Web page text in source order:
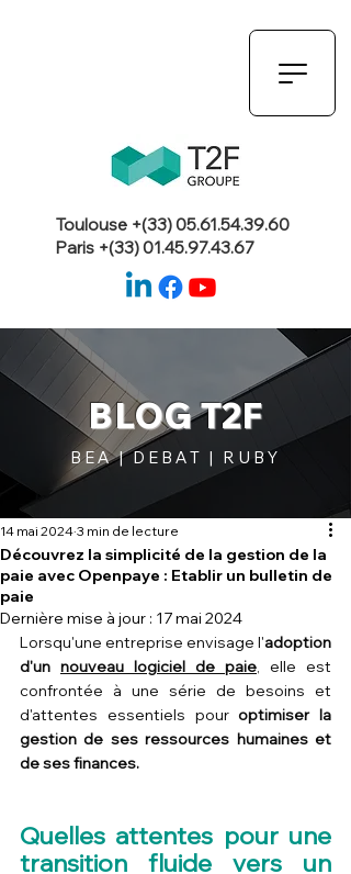
Toulouse +(33)05.61.54.39.60
Paris +(33)01.45.97.43.67
BLOG T2F
BEA | DEBAT | RUBY
Découvrez la simplicité de la gestion de la
paie avec Openpaye : Etablir un bulletin de
paie
14 mai 2024 3 min de lecture
Dernière mise à jour : 17 mai 2024
Lorsqu'une entreprise envisage l'adoption
d'un nouveau logiciel de paie, elle est
confrontée à une série de besoins et
d'attentes essentiels pour optimiser la
gestion de ses ressources humaines et
de ses finances.
Quelles attentes pour une